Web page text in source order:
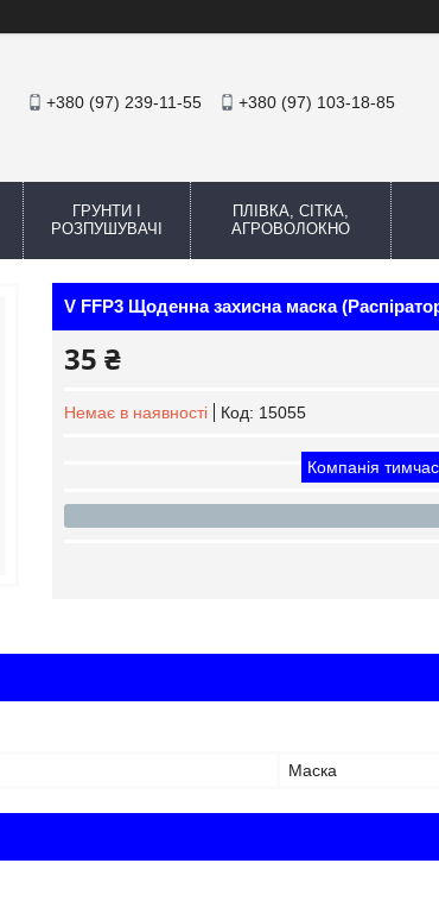
+380 (97) 239-11-55 +380 (97) 103-18-85
ГРУНТИ І
РОЗПУШУВАЧІ
ПЛІВКА, СІТКА,
АГРОВОЛОКНО
V FFP3 Щоденна захисна маска
35 ₴
Немає в наявності Код: 15055
Компанія
Маска